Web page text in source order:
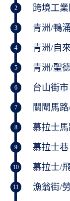
2 跨境工業
3 青洲/鴨
4 青洲/自
5 青洲/聖
6 台山街市
7 關閘馬
8 慕拉士
9 慕拉士巷
10 慕拉士/
11 漁翁街/